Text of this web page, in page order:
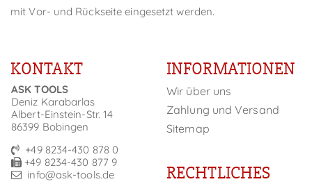
mit Vor- und Rückseite eingesetzt werden.
KONTAKT
ASK TOOLS
Deniz Karabarlas
Albert-Einstein-Str. 14
86399 Bobingen
+49 8234-430 878 0
+49 8234-430 877 9
info@ask-tools.de
INFORMATIONEN
Wir über uns
Zahlung und Versand
Sitemap
RECHTLICHES